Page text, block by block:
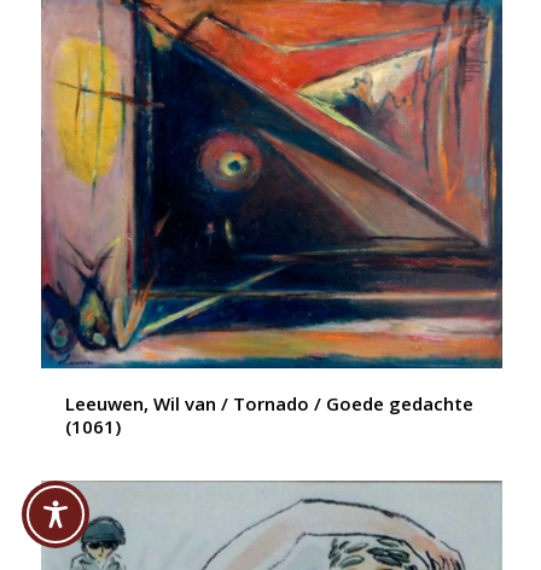
Leeuwen, Wil van / Tornado / Goede gedachte
(1061)